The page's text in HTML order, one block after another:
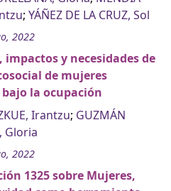
; YÁÑEZ DE LA CRUZ, Sol
2022
impactos y necesidades de
de mujeres
la ocupación
Irantzu; GUZMÁN
Gloria
2022
1325 sobre Mujeres,